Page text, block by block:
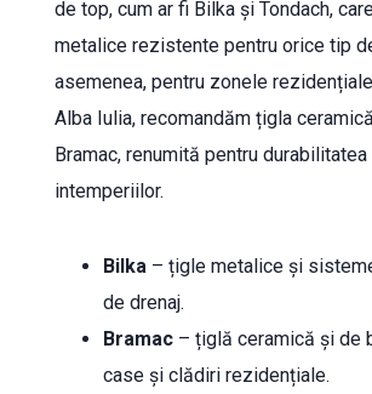
de top, cum ar fi Bilka și Tondach,
metalice rezistente pentru orice tip
asemenea, pentru zonele
Alba Iulia, recomandăm țigla
Bramac, renumită pentru
intemperiilor.
Bilka– țigle metalice și
de drenaj.
Bramac– țiglă ceramică și de
case și clădiri rezidențiale.